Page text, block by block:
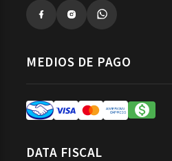
MEDIOS DE PAGO
DATA FISCAL